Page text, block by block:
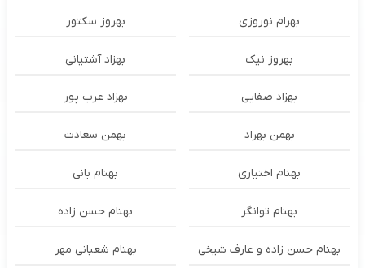
بهرام نوروزی بهروز سکتور
بهروز نیک بهزاد آشتیانی
بهزاد صفایی بهزاد عرب پور
بهمن بهراد بهمن سعادت
بهنام اختیاری بهنام بانی
بهنام توانگر بهنام حسن زاده
بهنام حسن زاده و عارف شیخی بهنام شعبانی مهر